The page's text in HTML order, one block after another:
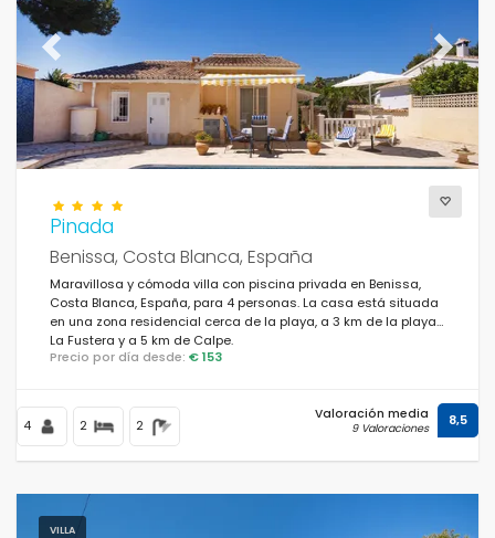
Previous Next
Pinada
Benissa, Costa Blanca, España
Maravillosa y cómoda villa con piscina privada en Benissa,
Costa Blanca, España, para 4 personas. La casa está situada
en una zona residencial cerca de la playa, a 3 km de la playa
La Fustera y a 5 km de Calpe.
Precio por día desde: € 153
4 2 2
Valoración media
9 Valoraciones 8,5
VILLA